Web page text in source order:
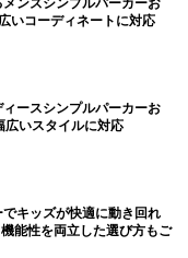
いコーディネートに対応
ースシンプルパーカーお
いスタイルに対応
キッズが快適に動き回れ
能性を両立した選び方もご